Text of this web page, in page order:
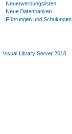
Neuerwerbungslisten
Neue Datenbanken
Führungen und Schulungen
Visual Library Server 2018